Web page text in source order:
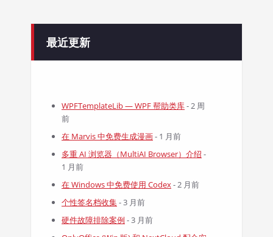
最近更新
WPFTemplateLib — WPF 帮助类库- 2 周
前
在 Marvis 中免费生成漫画- 1 月前
多重 AI 浏览器（MultiAI Browser）介绍 -
1 月前
在 Windows 中免费使用 Codex- 2 月前
个性签名档收集- 3 月前
硬件故障排除案例 - 3 月前